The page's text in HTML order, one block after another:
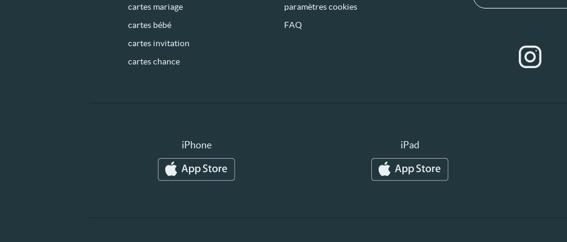
cartes mariage
cartes bébé
cartes invitation
cartes chance
paramètres cookies
FAQ
iPhone iPad